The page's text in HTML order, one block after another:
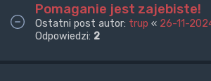
Pomaganie jest zajebiste!
Ostatni post autor: trup « 26-11-
Odpowiedzi: 2